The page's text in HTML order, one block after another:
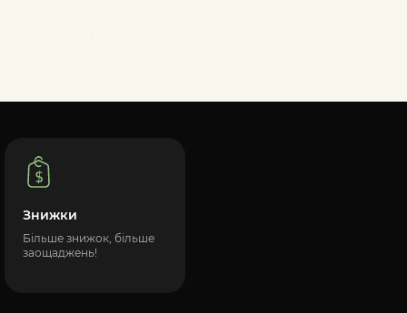
Знижки
Більше знижок, більше
заощаджень!